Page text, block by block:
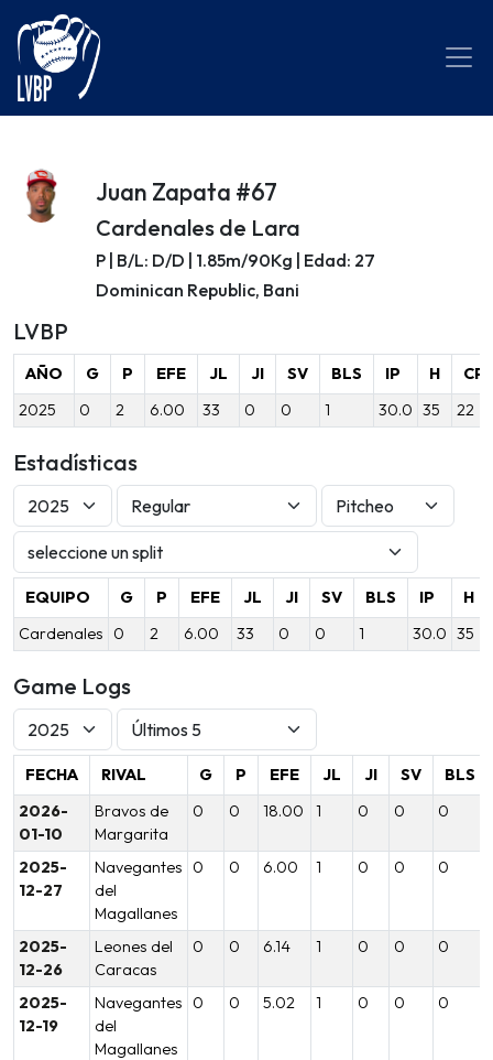
Juan Zapata #67
Cardenales de Lara
P | B/L: D/D | 1.85m/90Kg | Edad: 27
Dominican Republic, Bani
LVBP
AÑO G P EFE JL JI SV BLS IP H
CP
2025
0 2 6.00 33 0 0 1 30.0 35 22
Estadísticas
EQUIPO G P EFE JL JI SV BLS IP
H
Cardenales
0 2 6.00 33 0 0 1 30.0 35
Game Logs
FECHA RIVAL G P EFE JL JI SV
BLS
2026-
01-10
Bravos de
Margarita
0 0 18.00 1 0 0 0
2025-
12-27
Navegantes
del
Magallanes
0 0 6.00 1 0 0 0
2025-
12-26
Leones del
Caracas
0 0 6.14 1 0 0 0
2025-
12-19
Navegantes
del
Magallanes
0 0 5.02 1 0 0 0